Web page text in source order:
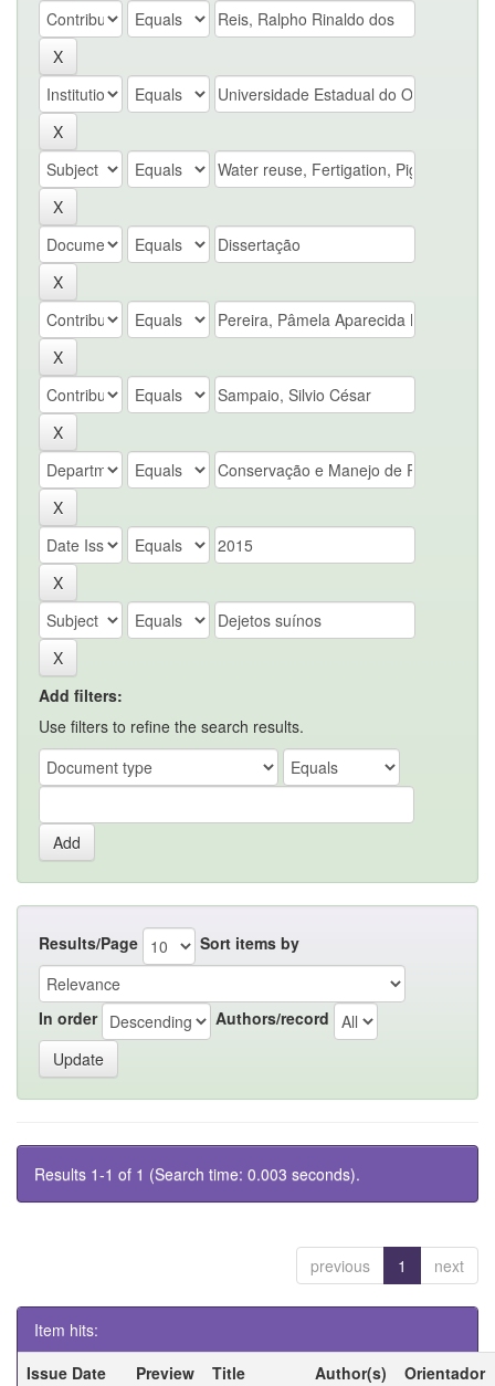
Add filters:
Use filters to refine the search results.
Results/Page Sort items by
In order Authors/record
Results 1-1 of 1 (Search time: 0.003 seconds).
previous 1 next
Item hits:
Issue Date
Preview Title Author(s) Orientador